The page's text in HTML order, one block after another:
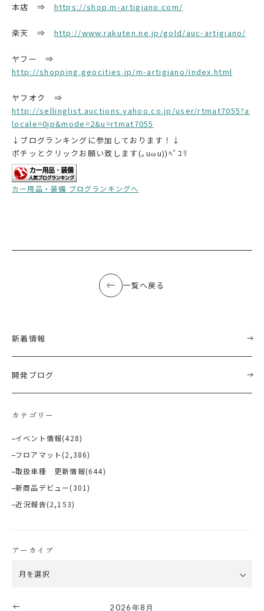
本店 ⇒ https://shop.m-artigiano.com/
楽天 ⇒ http://www.rakuten.ne.jp/gold/auc-artigiano/
ヤフー ⇒
http://shopping.geocities.jp/m-artigiano/index.html
ヤフオク ⇒
http://sellinglist.auctions.yahoo.co.jp/user/rtmat7055?a
locale=0jp&mode=2&u=rtmat7055
↓ブログランキングに参加しております！↓
ポチッとクリックお願い致します(｡uωu))ﾍﾟｺﾘ
カー用品・装備 ブログランキングへ
一覧へ戻る
新着情報
開発ブログ
カテゴリー
イベント情報(428)
フロアマット (2,386)
取扱車種 更新情報(644)
新商品デビュー(301)
近況報告(2,153)
アーカイブ
2026年8月